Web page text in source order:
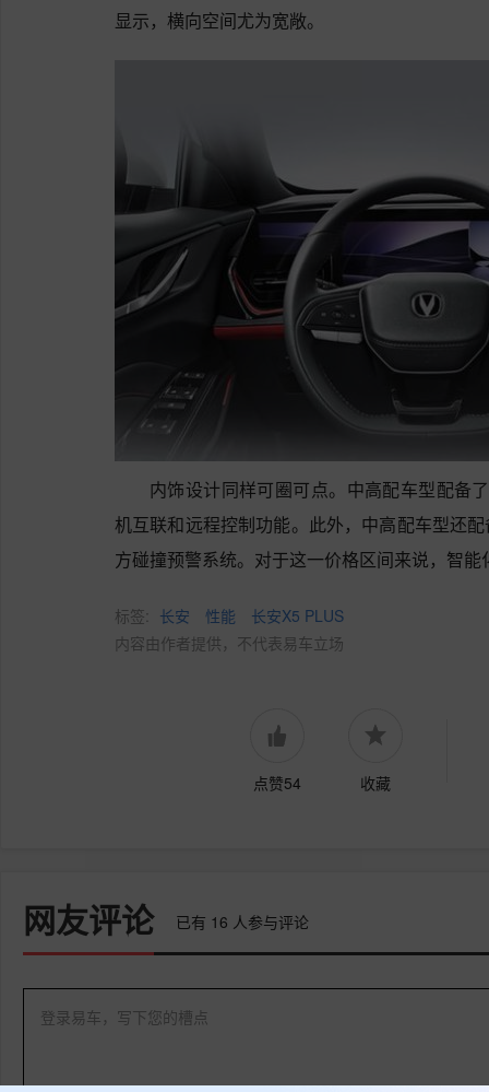
显示，横向空间尤为宽敞。
内饰设计同样可圈可点。中高配车型配备
机互联和远程控制功能。此外，中高配车型还
方碰撞预警系统。对于这一价格区间来说，智
标签: 长安 性能
长安X5 PLUS
内容由作者提供，不代表易车立场
点赞54 收藏
网友评论 已有 16 人参与评论
登录易车，写下您的槽点